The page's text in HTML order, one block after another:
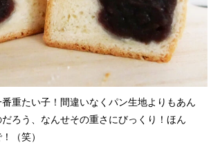
重たい子！間違いなくパン生地よりもあん
ろう、なんせその重さにびっくり！ほん
（笑）